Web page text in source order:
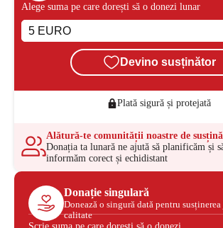
Alege suma pe care dorești să o donezi lunar
Devino susținător
Plată sigură și protejată
Alătură-te comunității noastre de
Donația ta lunară ne ajută să planificăm și
informăm corect și echidistant
Donație singulară
Donează o singură dată pentru
calitate